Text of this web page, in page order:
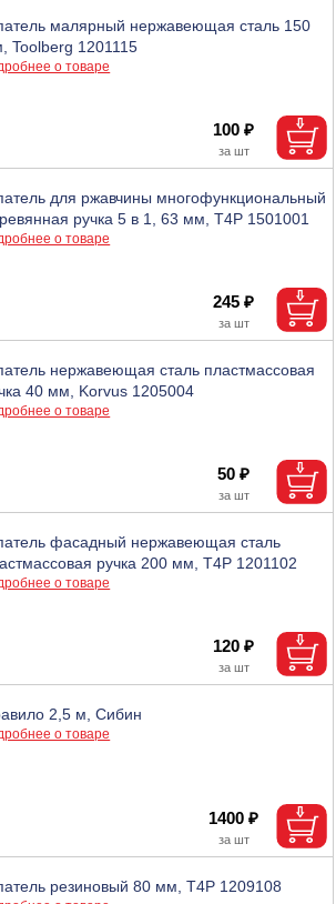
малярный нержавеющая сталь 150
Toolberg 1201115
о товаре
100 ₽
для ржавчины многофункциональный
ручка 5 в 1, 63 мм, T4P 1501001
о товаре
245 ₽
нержавеющая сталь пластмассовая
40 мм, Korvus 1205004
о товаре
50 ₽
фасадный нержавеющая сталь
ручка 200 мм, T4P 1201102
о товаре
120 ₽
2,5 м, Сибин
о товаре
1400 ₽
резиновый 80 мм, T4P 1209108